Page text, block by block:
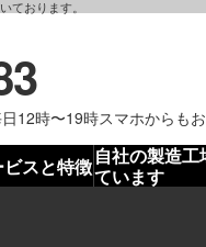
おります。
12時〜19時スマホからも
スと特徴自社の製造
ています